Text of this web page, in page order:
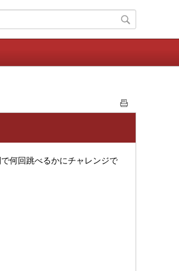
何回跳べるかにチャレンジで